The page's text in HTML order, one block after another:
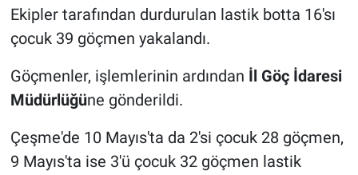
Ekipler tarafından durdurulan lastik botta 16'sı
çocuk 39 göçmen yakalandı.
Göçmenler, işlemlerinin ardından İl Göç İdaresi
Müdürlüğüne gönderildi.
Çeşme'de 10 Mayıs'ta da 2'si çocuk 28 göçmen,
9 Mayıs'ta ise 3'ü çocuk 32 göçmen lastik